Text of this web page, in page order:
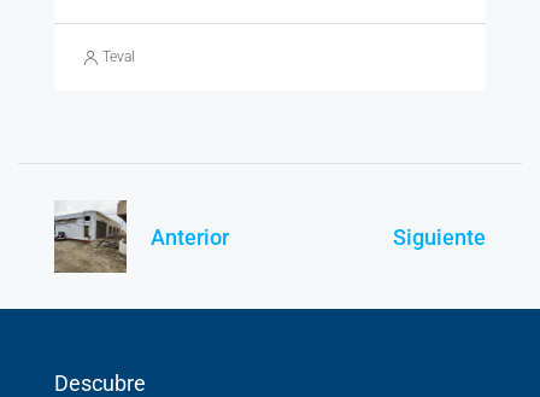
Teval
Anterior Siguiente
Descubre